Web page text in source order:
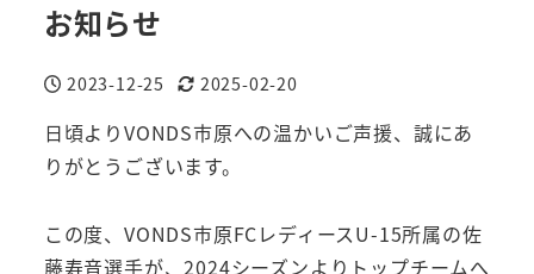
お知らせ
投稿日
2023-12-25
更新日
2025-02-20
日頃よりVONDS市原への温かいご声援、誠にあ
りがとうございます。
この度、VONDS市原FCレディースU-15所属の佐
藤寿音選手が、2024シーズンよりトップチームへ